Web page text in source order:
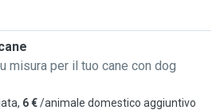
misura per il tuo cane con dog
6 €/animale domestico aggiuntivo